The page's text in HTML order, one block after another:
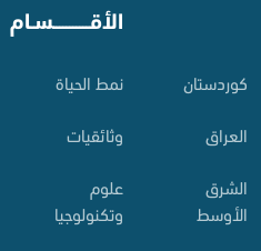
کوردستان
العراق
الشرق
الأوسط
الأقـــــــــــسـام
نمط الحياة
وثائقيات
علوم
وتكنولوجيا